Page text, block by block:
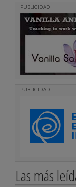
PUBLICIDAD
PUBLICIDAD
Las más